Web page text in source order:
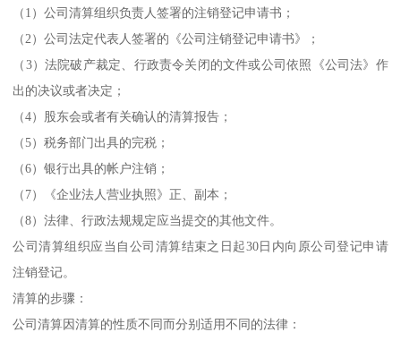
（1）公司清算组织负责人签署的注销登记申请书；
（2）公司法定代表人签署的《公司注销登记申请书》；
（3）法院破产裁定、行政责令关闭的文件或公司依照《公司法》作
出的决议或者决定；
（4）股东会或者有关确认的清算报告；
（5）税务部门出具的完税；
（6）银行出具的帐户注销；
（7）《企业法人营业执照》正、副本；
（8）法律、行政法规规定应当提交的其他文件。
公司清算组织应当自公司清算结束之日起30日内向原公司登记申请
注销登记。
清算的步骤：
公司清算因清算的性质不同而分别适用不同的法律：